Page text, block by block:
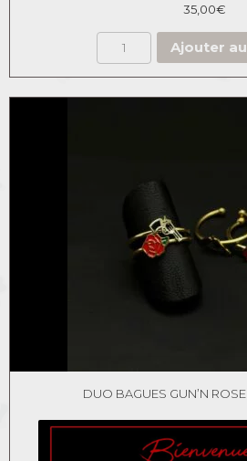
35,00€
Ajouter
DUO BAGUES GUN’N
35,00€